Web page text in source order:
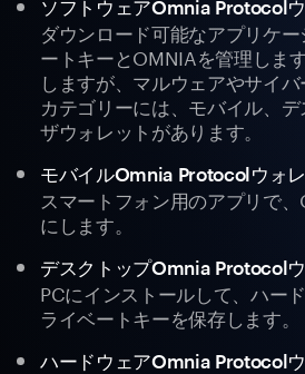
ソフトウェアOmnia Protocol
ダウンロード可能なアプリケ
ートキーとOMNIAを管理しま
しますが、マルウェアやサイバ
カテゴリーには、モバイル、
ザウォレットがあります。
モバイルOmnia Protocolウォ
スマートフォン用のアプリで
にします。
デスクトップOmnia Protocol
PCにインストールして、ハー
ライベートキーを保存します。
ハードウェアOmnia Protocol